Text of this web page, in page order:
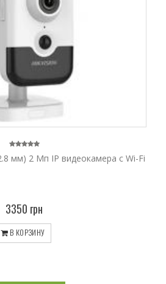
мм) 2 Мп IP видеокамера c Wi-Fi
3350 грн
В КОРЗИНУ